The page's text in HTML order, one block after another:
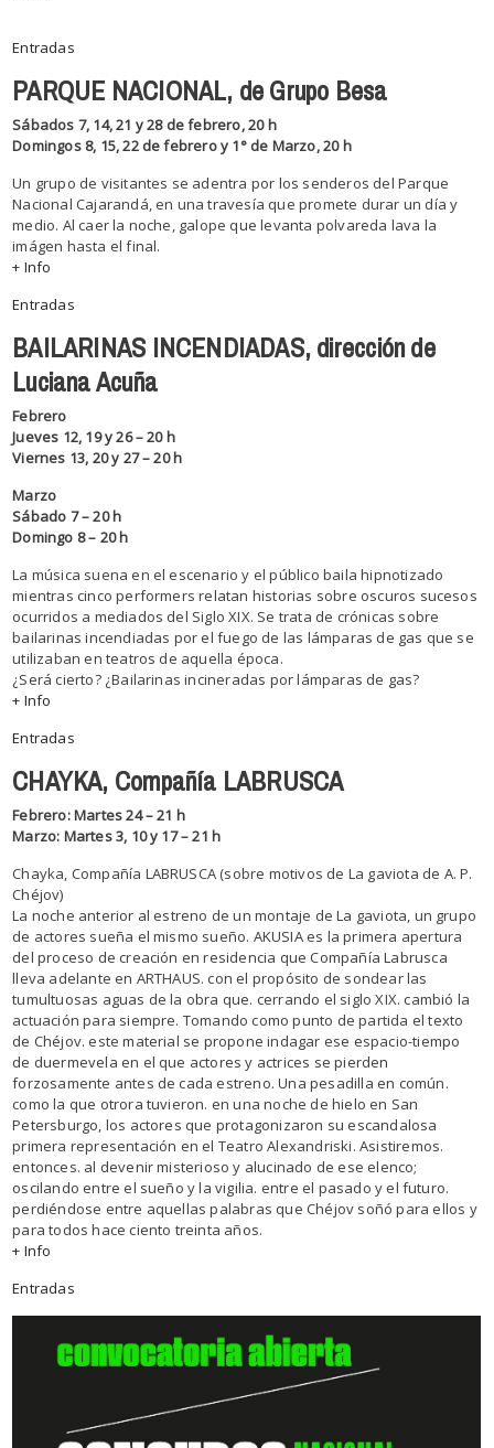
Entradas
PARQUE NACIONAL, de Grupo Besa
Sábados 7, 14, 21 y 28 de febrero, 20 h
Domingos 8, 15, 22 de febrero y 1° de Marzo, 20 h
Un grupo de visitantes se adentra por los senderos del Parque
Nacional Cajarandá, en una travesía que promete durar un día y
medio. Al caer la noche, galope que levanta polvareda lava la
imágen hasta el final.
+ Info
Entradas
BAILARINAS INCENDIADAS, dirección de
Luciana Acuña
Febrero
Jueves 12, 19 y 26 – 20 h
Viernes 13, 20 y 27 – 20 h
Marzo
Sábado 7 – 20 h
Domingo 8 – 20 h
La música suena en el escenario y el público baila hipnotizado
mientras cinco performers relatan historias sobre oscuros sucesos
ocurridos a mediados del Siglo XIX. Se trata de crónicas sobre
bailarinas incendiadas por el fuego de las lámparas de gas que se
utilizaban en teatros de aquella época.
¿Será cierto? ¿Bailarinas incineradas por lámparas de gas?
+ Info
Entradas
CHAYKA, Compañía LABRUSCA
Febrero: Martes 24 – 21 h
Marzo: Martes 3, 10 y 17 – 21 h
Chayka, Compañía LABRUSCA (sobre motivos de La gaviota de A. P.
Chéjov)
La noche anterior al estreno de un montaje de La gaviota, un grupo
de actores sueña el mismo sueño. AKUSIA es la primera apertura
del proceso de creación en residencia que Compañía Labrusca
lleva adelante en ARTHAUS. con el propósito de sondear las
tumultuosas aguas de la obra que. cerrando el siglo XIX. cambió la
actuación para siempre. Tomando como punto de partida el texto
de Chéjov. este material se propone indagar ese espacio-tiempo
de duermevela en el que actores y actrices se pierden
forzosamente antes de cada estreno. Una pesadilla en común.
como la que otrora tuvieron. en una noche de hielo en San
Petersburgo, los actores que protagonizaron su escandalosa
primera representación en el Teatro Alexandriski. Asistiremos.
entonces. al devenir misterioso y alucinado de ese elenco;
oscilando entre el sueño y la vigilia. entre el pasado y el futuro.
perdiéndose entre aquellas palabras que Chéjov soñó para ellos y
para todos hace ciento treinta años.
+ Info
Entradas